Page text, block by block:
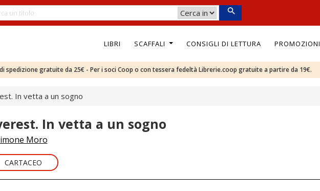
LIBRI SCAFFALI CONSIGLI DI LETTURA PROMOZIONI
spedizione gratuite da 25€ - Per i soci Coop o con tessera fedeltà Librerie.coop gratuite a partire da 19€.
In vetta a un sogno
In vetta a un sogno
Moro
CARTACEO